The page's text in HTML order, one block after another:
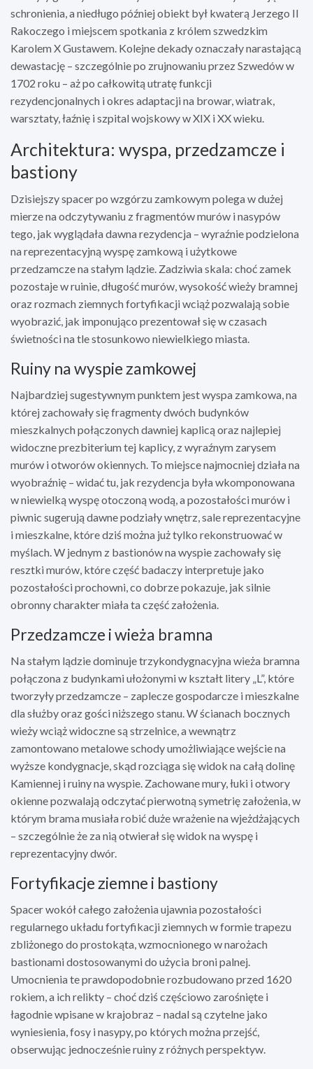
schronienia, a niedługo później obiekt był kwaterą Jerzego II
Rakoczego i miejscem spotkania z królem szwedzkim
Karolem X Gustawem. Kolejne dekady oznaczały narastającą
dewastację – szczególnie po zrujnowaniu przez Szwedów w
1702 roku – aż po całkowitą utratę funkcji
rezydencjonalnych i okres adaptacji na browar, wiatrak,
warsztaty, łaźnię i szpital wojskowy w XIX i XX wieku.
Architektura: wyspa, przedzamcze i
bastiony
Dzisiejszy spacer po wzgórzu zamkowym polega w dużej
mierze na odczytywaniu z fragmentów murów i nasypów
tego, jak wyglądała dawna rezydencja – wyraźnie podzielona
na reprezentacyjną wyspę zamkową i użytkowe
przedzamcze na stałym lądzie. Zadziwia skala: choć zamek
pozostaje w ruinie, długość murów, wysokość wieży bramnej
oraz rozmach ziemnych fortyfikacji wciąż pozwalają sobie
wyobrazić, jak imponująco prezentował się w czasach
świetności na tle stosunkowo niewielkiego miasta.
Ruiny na wyspie zamkowej
Najbardziej sugestywnym punktem jest wyspa zamkowa, na
której zachowały się fragmenty dwóch budynków
mieszkalnych połączonych dawniej kaplicą oraz najlepiej
widoczne prezbiterium tej kaplicy, z wyraźnym zarysem
murów i otworów okiennych. To miejsce najmocniej działa na
wyobraźnię – widać tu, jak rezydencja była wkomponowana
w niewielką wyspę otoczoną wodą, a pozostałości murów i
piwnic sugerują dawne podziały wnętrz, sale reprezentacyjne
i mieszkalne, które dziś można już tylko rekonstruować w
myślach. W jednym z bastionów na wyspie zachowały się
resztki murów, które część badaczy interpretuje jako
pozostałości prochowni, co dobrze pokazuje, jak silnie
obronny charakter miała ta część założenia.
Przedzamcze i wieża bramna
Na stałym lądzie dominuje trzykondygnacyjna wieża bramna
połączona z budynkami ułożonymi w kształt litery „L”, które
tworzyły przedzamcze – zaplecze gospodarcze i mieszkalne
dla służby oraz gości niższego stanu. W ścianach bocznych
wieży wciąż widoczne są strzelnice, a wewnątrz
zamontowano metalowe schody umożliwiające wejście na
wyższe kondygnacje, skąd rozciąga się widok na całą dolinę
Kamiennej i ruiny na wyspie. Zachowane mury, łuki i otwory
okienne pozwalają odczytać pierwotną symetrię założenia, w
którym brama musiała robić duże wrażenie na wjeżdżających
– szczególnie że za nią otwierał się widok na wyspę i
reprezentacyjny dwór.
Fortyfikacje ziemne i bastiony
Spacer wokół całego założenia ujawnia pozostałości
regularnego układu fortyfikacji ziemnych w formie trapezu
zbliżonego do prostokąta, wzmocnionego w narożach
bastionami dostosowanymi do użycia broni palnej.
Umocnienia te prawdopodobnie rozbudowano przed 1620
rokiem, a ich relikty – choć dziś częściowo zarośnięte i
łagodnie wpisane w krajobraz – nadal są czytelne jako
wyniesienia, fosy i nasypy, po których można przejść,
obserwując jednocześnie ruiny z różnych perspektyw.